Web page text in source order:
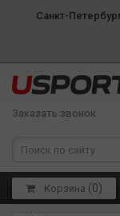
Санкт-
Заказать звонок
Корзина (0)